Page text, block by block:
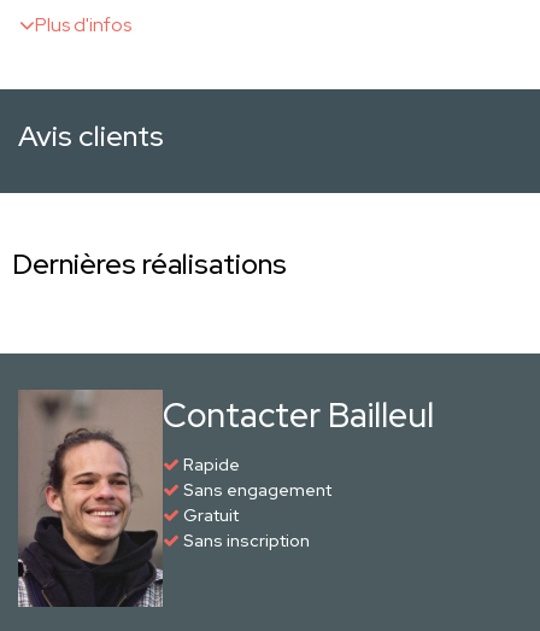
Plus d'infos
Avis clients
Dernières réalisations
Contacter Bailleul
Rapide
Sans engagement
Gratuit
Sans inscription